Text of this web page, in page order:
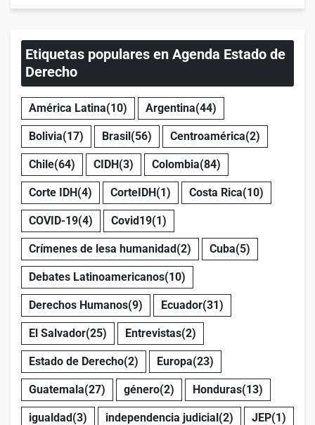
Etiquetas populares en Agenda Estado de
Derecho
América Latina(10) Argentina(44)
Bolivia(17) Brasil(56) Centroamérica(2)
Chile(64) CIDH(3) Colombia(84)
Corte IDH(4) CorteIDH(1) Costa Rica(10)
COVID-19(4) Covid19(1)
Crímenes de lesa humanidad(2) Cuba(5)
Debates Latinoamericanos(10)
Derechos Humanos(9) Ecuador(31)
El Salvador(25) Entrevistas(2)
Estado de Derecho(2) Europa(23)
Guatemala(27) género(2) Honduras(13)
igualdad(3) independencia judicial(2) JEP(1)